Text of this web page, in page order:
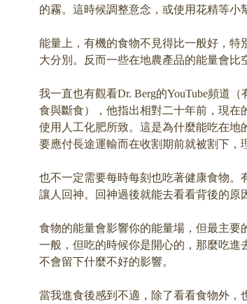
的霧。這時候調整意念，或使用花精等小
能量上，有機的食物不見得比一般好，
大分別。反而一些在地農產品的能量會比
我一直也有觀看Dr. Berg的YouTube頻道
食與斷食），他指出相對二十年前，現
使用人工化肥所致。這是為什麼能吃在
要應付長途運輸而在收割期前就被割下，
也不一定需要每時每刻也吃著健康食物。
讓人回神。回神過後就能去看看背後的原
食物的能量會影響你的能量場，但最主
一般，但吃的時候你是開心的，那麼吃
不會留下什麼不好的影響。
當我進食後感到不適，除了看看食物外